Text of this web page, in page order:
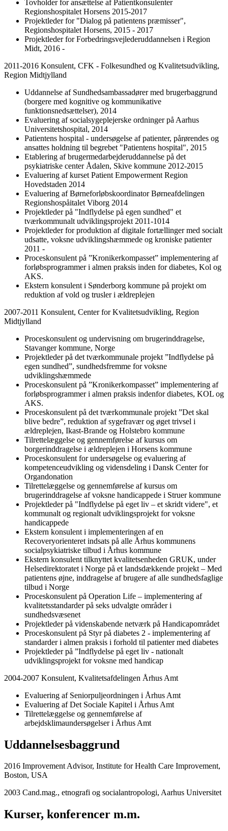
Tovholder for ansættelse af Patientkonsulenter
Regionshospitalet Horsens 2015-2017
Projektleder for "Dialog på patientens præmisser",
Regionshospitalet Horsens, 2015 - 2017
Projektleder for Forbedringsvejlederuddannelsen i Region
Midt, 2016 -
2011-2016 Konsulent, CFK - Folkesundhed og Kvalitetsudvikling,
Region Midtjylland
Uddannelse af Sundhedsambassadører med brugerbaggrund
(borgere med kognitive og kommunikative
funktionsnedsættelser), 2014
Evaluering af socialsygeplejerske ordninger på Aarhus
Universitetshospital, 2014
Patientens hospital - undersøgelse af patienter, pårørendes og
ansattes holdning til begrebet "Patientens hospital", 2015
Etablering af brugermedarbejderuddannelse på det
psykiatriske center Ådalen, Skive kommune 2012-2015
Evaluering af kurset Patient Empowerment Region
Hovedstaden 2014
Evaluering af Børneforløbskoordinator Børneafdelingen
Regionshospåitalet Viborg 2014
Projektleder på "Indflydelse på egen sundhed" et
tværkommunalt udviklingsprojekt 2011-1014
Projektleder for produktion af digitale fortællinger med socialt
udsatte, voksne udviklingshæmmede og kroniske patienter
2011 -
Proceskonsulent på ”Kronikerkompasset” implementering af
forløbsprogrammer i almen praksis inden for diabetes, Kol og
AKS.
Ekstern konsulent i Sønderborg kommune på projekt om
reduktion af vold og trusler i ældreplejen
2007-2011 Konsulent, Center for Kvalitetsudvikling, Region
Midtjylland
Proceskonsulent og undervisning om brugerinddragelse,
Stavanger kommune, Norge
Projektleder på det tværkommunale projekt ”Indflydelse på
egen sundhed”, sundhedsfremme for voksne
udviklingshæmmede
Proceskonsulent på ”Kronikerkompasset” implementering af
forløbsprogrammer i almen praksis indenfor diabetes, KOL og
AKS.
Proceskonsulent på det tværkommunale projekt ”Det skal
blive bedre”, reduktion af sygefravær og øget trivsel i
ældreplejen, Ikast-Brande og Holstebro kommune
Tilrettelæggelse og gennemførelse af kursus om
borgerinddragelse i ældreplejen i Horsens kommune
Proceskonsulent for undersøgelse og evaluering af
kompetenceudvikling og vidensdeling i Dansk Center for
Organdonation
Tilrettelæggelse og gennemførelse af kursus om
brugerinddragelse af voksne handicappede i Struer kommune
Projektleder på "Indflydelse på eget liv – et skridt videre", et
kommunalt og regionalt udviklingsprojekt for voksne
handicappede
Ekstern konsulent i implementeringen af en
Recoveryorienteret indsats på alle Århus kommunens
socialpsykiatriske tilbud i Århus kommune
Ekstern konsulent tilknyttet kvalitetsenheden GRUK, under
Helsedirektoratet i Norge på et landsdækkende projekt – Med
patientens øjne, inddragelse af brugere af alle sundhedsfaglige
tilbud i Norge
Proceskonsulent på Operation Life – implementering af
kvalitetsstandarder på seks udvalgte områder i
sundhedsvæsenet
Projektleder på videnskabende netværk på Handicapområdet
Proceskonsulent på Styr på diabetes 2 - implementering af
standarder i almen praksis i forhold til patienter med diabetes
Projektleder på ”Indflydelse på eget liv - nationalt
udviklingsprojekt for voksne med handicap
2004-2007 Konsulent, Kvalitetsafdelingen Århus Amt
Evaluering af Seniorpuljeordningen i Århus Amt
Evaluering af Det Sociale Kapitel i Århus Amt
Tilrettelæggelse og gennemførelse af
arbejdsklimaundersøgelser i Århus Amt
Uddannelsesbaggrund
2016 Improvement Advisor, Institute for Health Care Improvement,
Boston, USA
2003 Cand.mag., etnografi og socialantropologi, Aarhus Universitet
Kurser, konferencer m.m.